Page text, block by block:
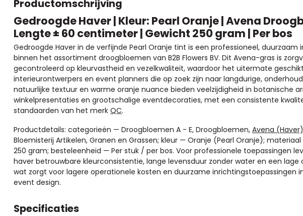
Productomschrijving
Gedroogde Haver | Kleur: Pearl Oranje | Avena
Lengte ± 60 centimeter | Gewicht 250 gram | Per bos
Gedroogde Haver in de verfijnde Pearl Oranje tint is een professioneel, duurzaam
binnen het assortiment droogbloemen van B2B Flowers BV. Dit Avena-gras is
gecontroleerd op kleurvastheid en vezelkwaliteit, waardoor het uitermate
interieurontwerpers en event planners die op zoek zijn naar langdurige,
natuurlijke textuur en warme oranje nuance bieden veelzijdigheid in botanische
winkelpresentaties en grootschalige eventdecoraties, met een consistente
standaarden van het merk QC.
Productdetails: categorieën — Droogbloemen A - E, Droogbloemen, Avena (Haver)
Bloemisterij Artikelen, Granen en Grassen; kleur — Oranje (Pearl Oranje);
250 gram; besteleenheid — Per stuk / per bos. Voor professionele toepassingen
haver betrouwbare kleurconsistentie, lange levensduur zonder water en een
wat zorgt voor lagere operationele kosten en duurzame inrichtingstoepassingen
event design.
Specificaties